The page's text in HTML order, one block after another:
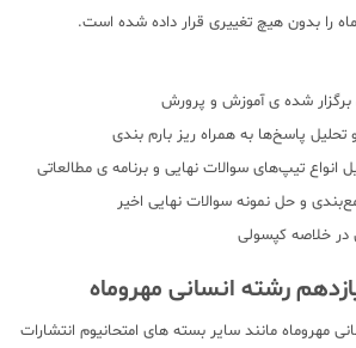
را بدون هیچ تغییری قرار داده شده است.
برگزار شده ی آموزش و پرورش
پاسخ‌ها به همراه ریز بارم بندی
انواع تیپ‌های سوالات نهایی و برنامه ی مطالعاتی
و حل نمونه سوالات نهایی اخیر
خلاصه کپسولی
رشته انسانی مهروماه
مهروماه مانند سایر بسته های امتحانیوم انتشارات